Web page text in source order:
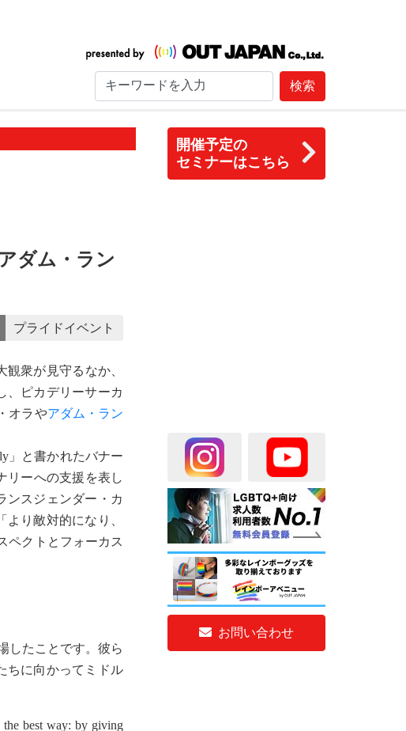
検索
開催予定の
セミナーはこちら
お問い合わせ
ダム・ラン
プライドイベント
衆が見守るなか、
、ピカデリーサーカ
オラやアダム・ラン
」と書かれたバナー
リーへの支援を表し
ンスジェンダー・カ
り敵対的になり、
ペクトとフォーカス
したことです。彼ら
ちに向かってミドル
the best way: by giving